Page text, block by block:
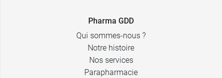
8 cm x 2,5 m
10 cm x 2,5 m
Pharma GDD
Qui sommes-nous ?
Notre histoire
Nos services
Parapharmacie